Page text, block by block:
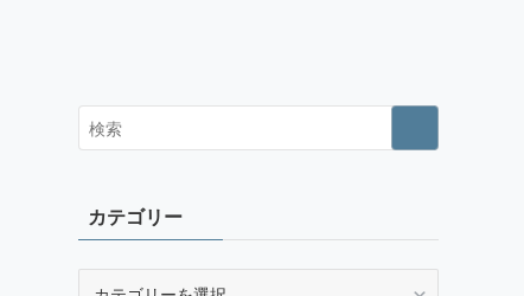
カテゴリー